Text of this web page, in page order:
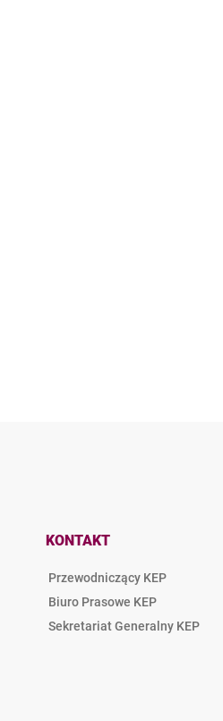
KONTAKT
Przewodniczący KEP
Biuro Prasowe KEP
Sekretariat Generalny KEP